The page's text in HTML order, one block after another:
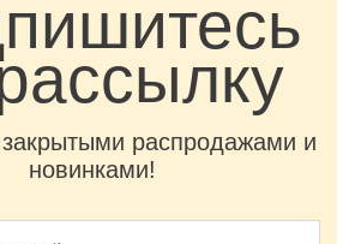
распродажами и
новинками!